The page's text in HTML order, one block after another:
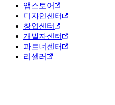
앱스토어
디자인센터
창업센터
개발자센터
파트너센터
리셀러